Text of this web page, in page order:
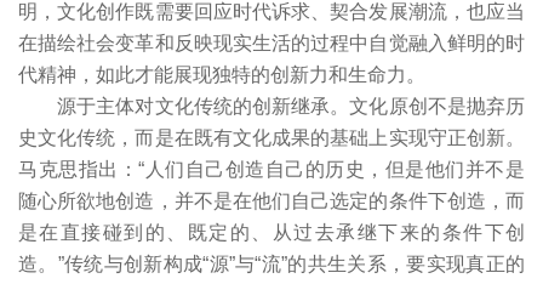
明，文化创作既需要回应时代诉求、契合发展潮流，也应当
在描绘社会变革和反映现实生活的过程中自觉融入鲜明的时
代精神，如此才能展现独特的创新力和生命力。
源于主体对文化传统的创新继承。文化原创不是抛弃历
史文化传统，而是在既有文化成果的基础上实现守正创新。
马克思指出：“人们自己创造自己的历史，但是他们并不是
随心所欲地创造，并不是在他们自己选定的条件下创造，而
是在直接碰到的、既定的、从过去承继下来的条件下创
造。”传统与创新构成“源”与“流”的共生关系，要实现真正的